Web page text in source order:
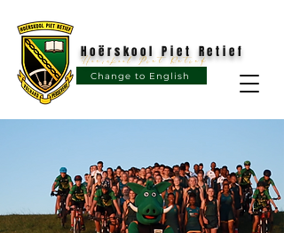
Change to English
Hoërskool Piet Retief
Hoërskool Piet Retief